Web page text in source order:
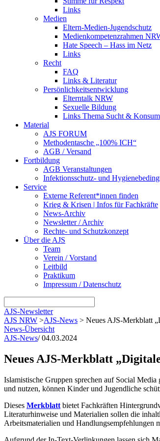
Links
Medien
Eltern-Medien-Jugendschutz
Medienkompetenzrahmen
Hate Speech – Hass im Netz
Links
Recht
FAQ
Links & Literatur
Persönlichkeitsentwicklung
Elterntalk NRW
Sexuelle Bildung
Links Thema Sucht & Konsum
Material
AJS FORUM
Methodentasche „100% ICH“
AGB / Versand
Fortbildung
AGB Veranstaltungen
Infektionsschutz- und
Service
Externe Referent*innen finden
Krieg & Krisen | Infos für Fachkräfte
News-Archiv
Newsletter / Archiv
Rechte- und Schutzkonzept
Über die AJS
Team
Verein / Vorstand
Leitbild
Praktikum
Impressum / Datenschutz
AJS-Newsletter
AJS NRW >AJS-News > Neues AJS-Merkblatt
News-Übersicht
AJS-News/04.03.2024
Neues AJS-Merkblatt
Islamistische Gruppen sprechen auf Social
und nutzen, können Kinder und Jugendliche
Dieses Merkblatt bietet Fachkräften
Literaturhinweise und Materialien sollen die
Arbeitsmaterialien und Handlungsempfehlungen